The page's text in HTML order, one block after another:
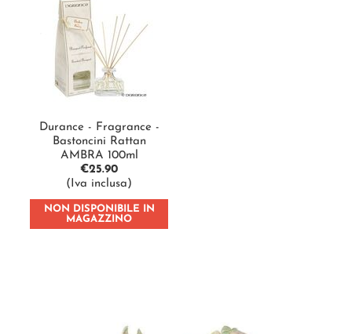
Durance - Fragrance -
Bastoncini Rattan
AMBRA 100ml
€25.90
(Iva inclusa)
NON DISPONIBILE IN
MAGAZZINO